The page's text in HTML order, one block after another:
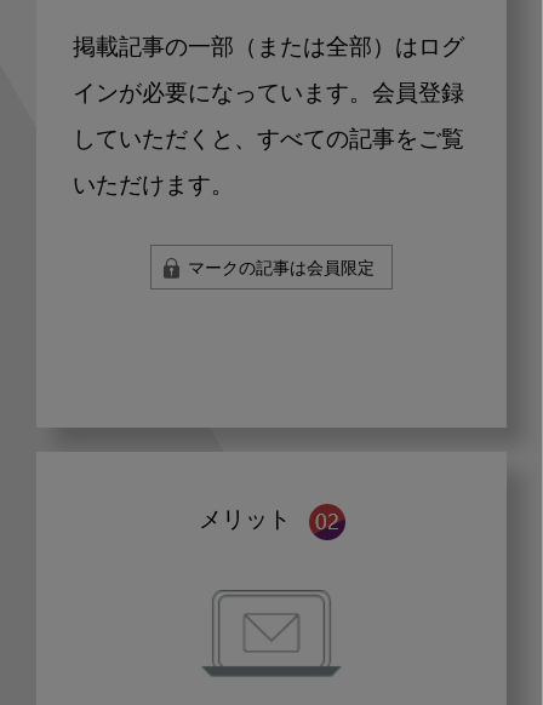
掲載記事の一部（または全部）はログ
インが必要になっています。会員登録
していただくと、すべての記事をご覧
いただけます。
マークの記事は会員限定
メリット